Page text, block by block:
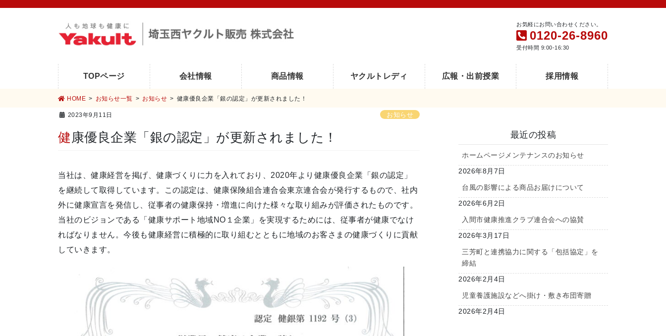
コ
ナ
お気軽にお問い合わせください。
0120-26-8960
受付時間 9:00-16:30
TOPページ 会社情報 商品情報 ヤクルトレディ 広報・出前授業 採用情報
HOME お知らせ一覧 お知らせ 健康優良企業「銀の認定」が更新されました！
2023年9月11日 お知らせ
健康優良企業「銀の認定」が更新されました！
当社は、健康経営を掲げ、健康づくりに力を入れており、2020年より健康優良企業「銀の認定」
を継続して取得しています。この認定は、健康保険組合連合会東京連合会が発行するもので、社内
外に健康宣言を発信し、従事者の健康保持・増進に向けた様々な取り組みが評価されたものです。
当社のビジョンである「健康サポート地域NO１企業」を実現するためには、従事者が健康でなけ
ればなりません。今後も健康経営に積極的に取り組むとともに地域のお客さまの健康づくりに貢献
していきます。
最近の投稿
ホームページメンテナンスのお知らせ
2026年8月7日
台風の影響による商品お届けについて
2026年6月2日
入間市健康推進クラブ連合会への協賛
2026年3月17日
三芳町と連携協力に関する「包括協定」を
締結
2026年2月4日
児童養護施設などへ掛け・敷き布団寄贈
2026年2月4日